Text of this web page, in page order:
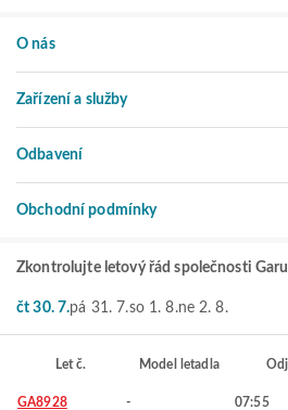
O nás
Zařízení a služby
Odbavení
Obchodní podmínky
Zkontrolujte letový řád společnosti
čt 30. 7.pá 31. 7.so 1. 8.ne 2. 8.
Let č. Model letadla
GA8928 - 07:55